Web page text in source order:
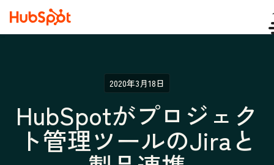
2020年3月18日
HubSpotがプロジェク
ト管理ツールのJiraと